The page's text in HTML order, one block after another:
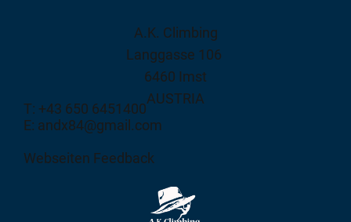
A.K. Climbing
Langgasse 106
6460 Imst
AUSTRIA
T: +43 650 6451400
E: andx84@gmail.com
Webseiten Feedback